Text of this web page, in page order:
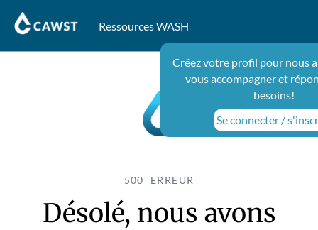
Ressources WASH
Créez votre profil pour nous
vous accompagner et
besoins!
Se connecter /
500 ERREUR
Désolé, nous avons